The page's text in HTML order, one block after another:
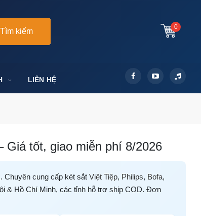
0
Tìm kiếm
LIÊN HỆ
Giá tốt, giao miễn phí 8/2026
. Chuyên cung cấp két sắt Việt Tiệp, Philips, Bofa,
& Hồ Chí Minh, các tỉnh hỗ trợ ship COD. Đơn